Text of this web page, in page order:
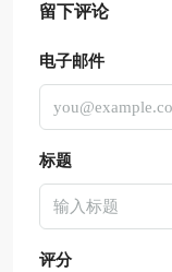
留下评论
电子邮件
标题
评分